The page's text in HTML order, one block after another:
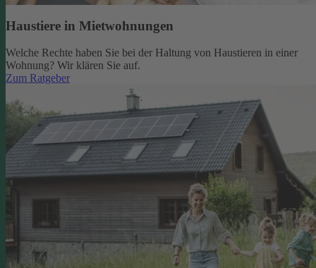
Haustiere in Mietwohnungen
Welche Rechte haben Sie bei der Haltung von Haustieren in einer
Wohnung? Wir klären Sie auf.
Zum Ratgeber